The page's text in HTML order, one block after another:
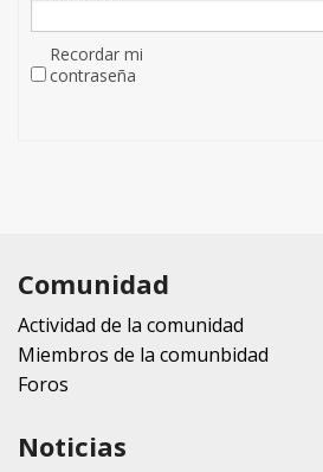
Recordar mi
contraseña
Comunidad
Actividad de la comunidad
Miembros de la comunbidad
Foros
Noticias